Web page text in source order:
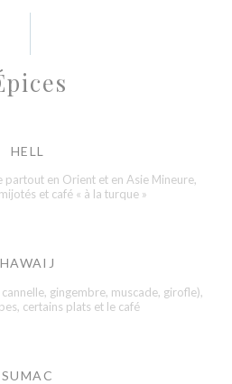
HELL
en Orient et en Asie Mineure,
et café « à la turque »
HAWAIJ
gingembre, muscade, girofle),
certains plats et le café
SUMAC